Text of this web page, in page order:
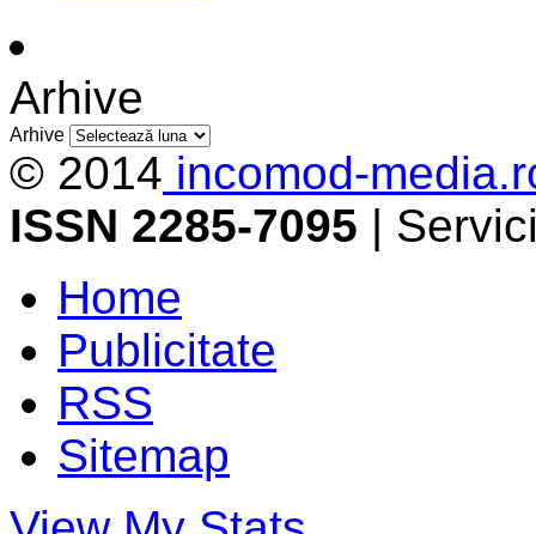
Arhive
Arhive
© 2014 incomod-
ISSN 2285-7095 |
Home
Publicitate
RSS
Sitemap